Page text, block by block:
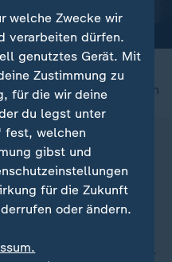
nach oben
welche Zwecke wir
verarbeiten dürfen.
genutztes Gerät. Mit
Zustimmung zu
für die wir deine
du legst unter
fest, welchen
gibst und
für die Zukunft
oder ändern.